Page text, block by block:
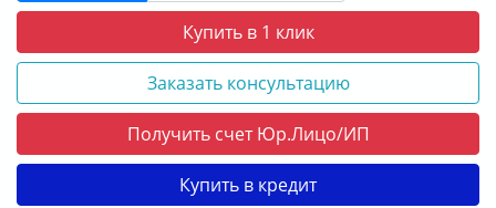
Купить в 1 клик
Заказать консультацию
Получить счет Юр.Лицо/ИП
Купить в кредит